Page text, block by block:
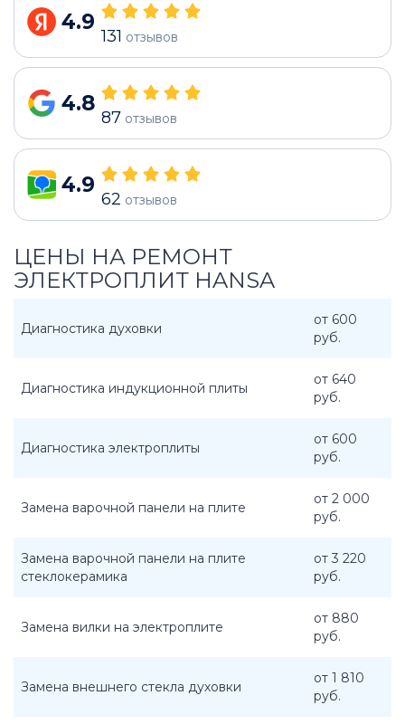
4.9
131 отзывов
4.8
87 отзывов
4.9
62 отзывов
ЦЕНЫ НА РЕМОНТ
ЭЛЕКТРОПЛИТ HANSA
Диагностика духовки
от 600
руб.
Диагностика индукционной плиты
от 640
руб.
Диагностика электроплиты
от 600
руб.
Замена варочной панели на плите
от 2 000
руб.
Замена варочной панели на плите
стеклокерамика
от 3 220
руб.
Замена вилки на электроплите
от 880
руб.
Замена внешнего стекла духовки
от 1 810
руб.